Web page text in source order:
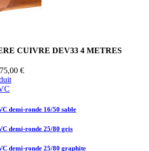
CUIVRE DEV33 4 METRES
€
demi-ronde 16/50 sable
demi-ronde 25/80 gris
demi-ronde 25/80 graphite